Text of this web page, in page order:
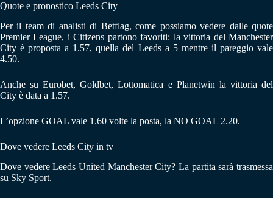
Quote e pronostico Leeds City
Per il team di analisti di Betflag, come possiamo vedere dalle quote
Premier League, i Citizens partono favoriti: la vittoria del Manchester
City è proposta a 1.57, quella del Leeds a 5 mentre il pareggio vale
4.50.
Anche su Eurobet, Goldbet, Lottomatica e Planetwin la vittoria del
City è data a 1.57.
L’opzione GOAL vale 1.60 volte la posta, la NO GOAL 2.20.
Dove vedere Leeds City in tv
Dove vedere Leeds United Manchester City? La partita sarà trasmessa
su Sky Sport.